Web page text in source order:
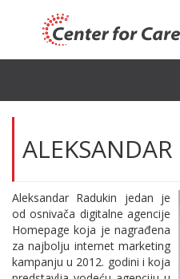
Aleksandar Radukin jedan je
od osnivača digitalne agencije
Homepage koja je nagrađena
za najbolju internet marketing
kampanju u 2012. godini i koja